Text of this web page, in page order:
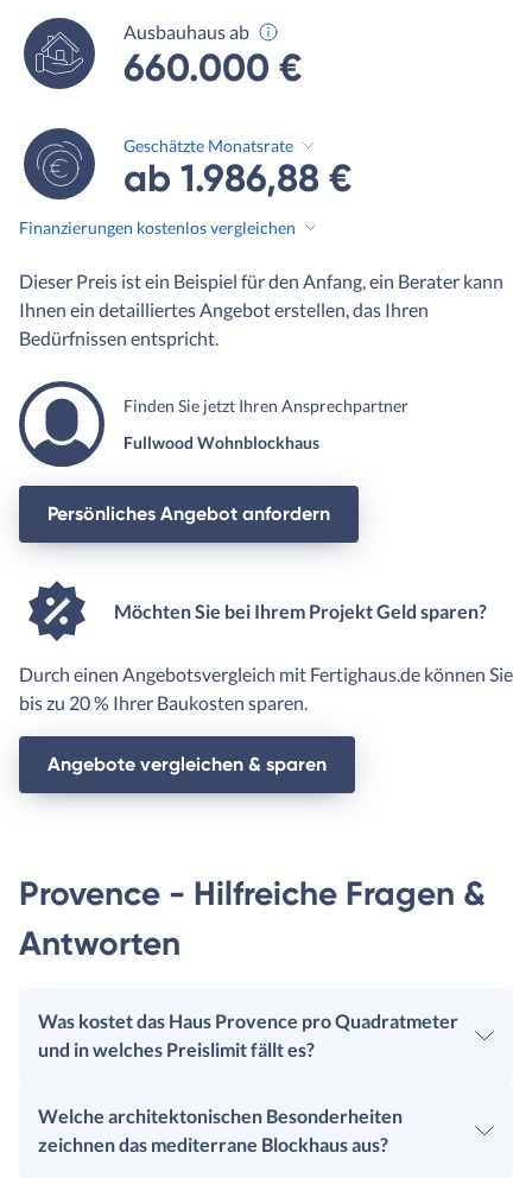
Ausbauhaus ab
660.000 €
Geschätzte Monatsrate
ab 1.986,88 €
Finanzierungen kostenlos vergleichen
Dieser Preis ist ein Beispiel für den Anfang, ein Berater kann
Ihnen ein detailliertes Angebot erstellen, das Ihren
Bedürfnissen entspricht.
Finden Sie jetzt Ihren Ansprechpartner
Fullwood Wohnblockhaus
Persönliches Angebot anfordern
Möchten Sie bei Ihrem Projekt Geld sparen?
Durch einen Angebotsvergleich mit Fertighaus.de können Sie
bis zu 20 % Ihrer Baukosten sparen.
Angebote vergleichen & sparen
Provence - Hilfreiche Fragen &
Antworten
Was kostet das Haus Provence pro Quadratmeter
und in welches Preislimit fällt es?
Welche architektonischen Besonderheiten
zeichnen das mediterrane Blockhaus aus?